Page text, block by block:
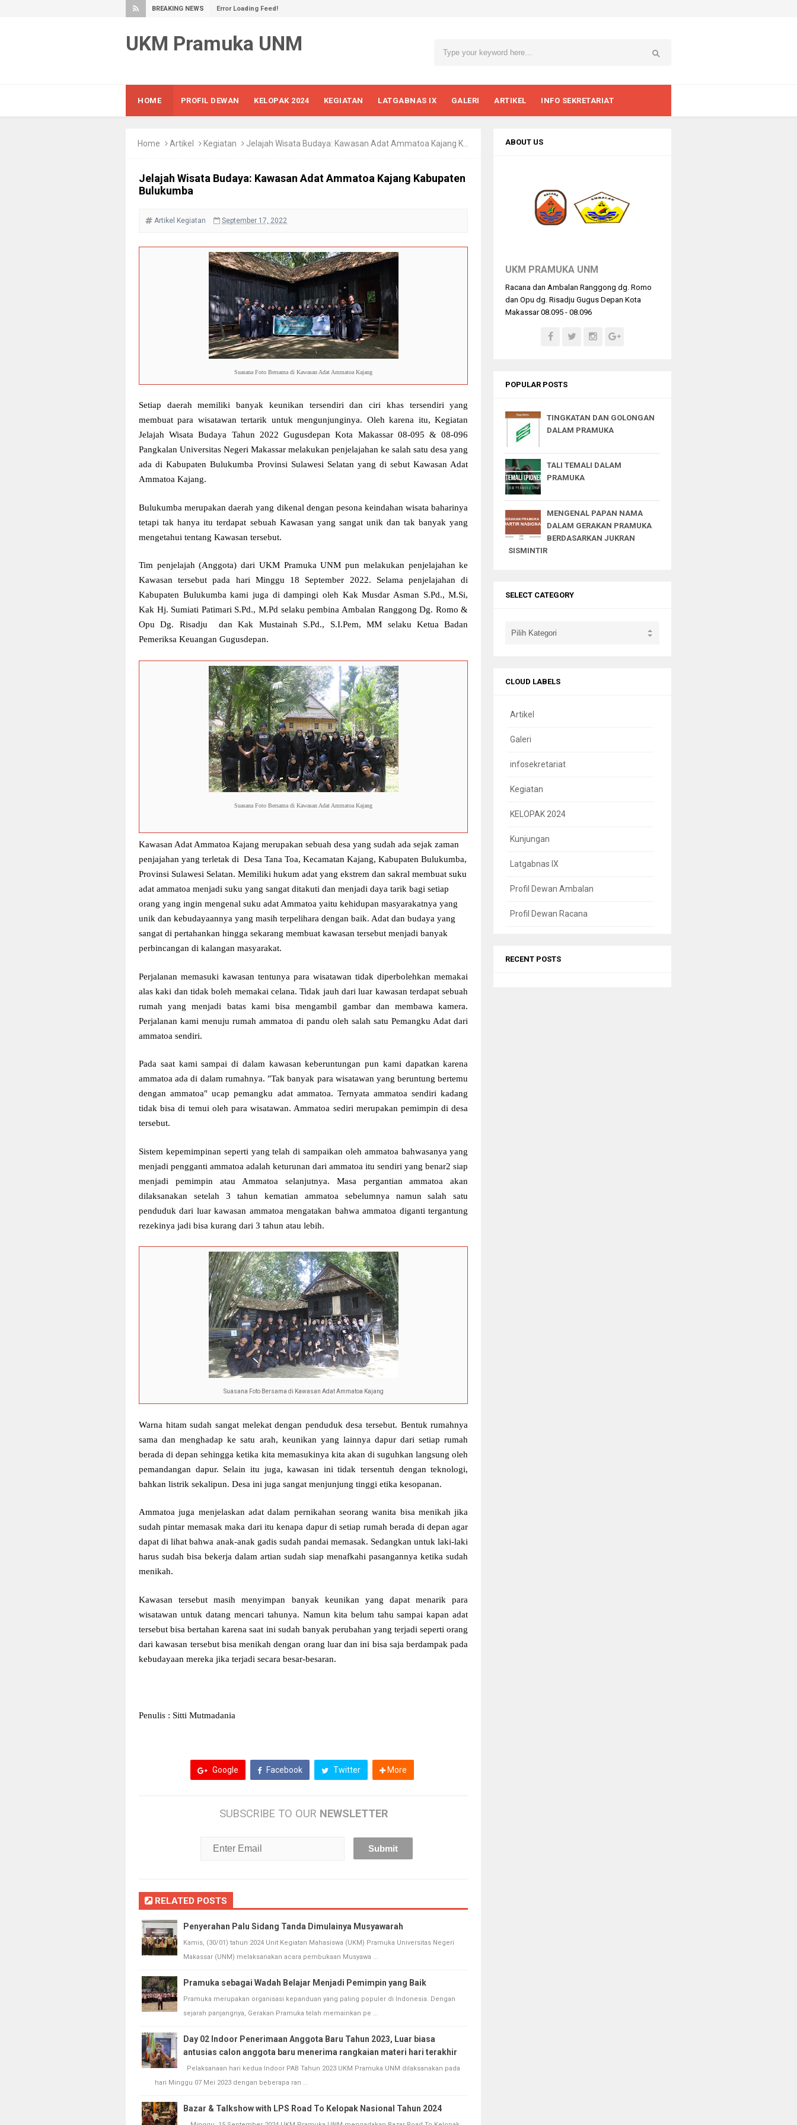
BREAKING NEWS Error Loading Feed!
UKM Pramuka UNM
HOME PROFIL DEWAN KELOPAK 2024 KEGIATAN LATGABNAS IX GALERI ARTIKEL INFO SEKRETARIAT
Home Artikel Kegiatan Jelajah Wisata Budaya: Kawasan Adat Ammatoa Kajang Kabupaten Bulukumba
Jelajah Wisata Budaya: Kawasan Adat Ammatoa Kajang Kabupaten
Bulukumba
Artikel Kegiatan September 17, 2022
Suasana Foto Bersama di Kawasan Adat Ammatoa Kajang
Setiap daerah memiliki banyak keunikan tersendiri dan ciri khas tersendiri yang
membuat para wisatawan tertarik untuk mengunjunginya. Oleh karena itu, Kegiatan
Jelajah Wisata Budaya Tahun 2022 Gugusdepan Kota Makassar 08-095 & 08-096
Pangkalan Universitas Negeri Makassar melakukan penjelajahan ke salah satu desa yang
ada di Kabupaten Bulukumba Provinsi Sulawesi Selatan yang di sebut Kawasan Adat
Ammatoa Kajang.
Bulukumba merupakan daerah yang dikenal dengan pesona keindahan wisata baharinya
tetapi tak hanya itu terdapat sebuah Kawasan yang sangat unik dan tak banyak yang
mengetahui tentang Kawasan tersebut.
Tim penjelajah (Anggota) dari UKM Pramuka UNM pun melakukan penjelajahan ke
Kawasan tersebut pada hari Minggu 18 September 2022. Selama penjelajahan di
Kabupaten Bulukumba kami juga di dampingi oleh Kak Musdar Asman S.Pd., M.Si,
Kak Hj. Sumiati Patimari S.Pd., M.Pd selaku pembina Ambalan Ranggong Dg. Romo &
Opu Dg. Risadju
dan Kak Mustainah S.Pd., S.I.Pem, MM selaku Ketua Badan
Pemeriksa Keuangan Gugusdepan.
Suasana Foto Bersama di Kawasan Adat Ammatoa Kajang
Kawasan Adat Ammatoa Kajang merupakan sebuah desa yang sudah ada sejak zaman
penjajahan yang terletak di Desa Tana Toa, Kecamatan Kajang, Kabupaten Bulukumba,
Provinsi Sulawesi Selatan. Memiliki hukum adat yang ekstrem dan sakral membuat suku
adat ammatoa menjadi suku yang sangat ditakuti dan menjadi daya tarik bagi setiap
orang yang ingin mengenal suku adat Ammatoa yaitu kehidupan masyarakatnya yang
unik dan kebudayaannya yang masih terpelihara dengan baik. Adat dan budaya yang
sangat di pertahankan hingga sekarang membuat kawasan tersebut menjadi banyak
perbincangan di kalangan masyarakat.
Perjalanan memasuki kawasan tentunya para wisatawan tidak diperbolehkan memakai
alas kaki dan tidak boleh memakai celana. Tidak jauh dari luar kawasan terdapat sebuah
rumah yang menjadi batas kami bisa mengambil gambar dan membawa kamera.
Perjalanan kami menuju rumah ammatoa di pandu oleh salah satu Pemangku Adat dari
ammatoa sendiri.
Pada saat kami sampai di dalam kawasan keberuntungan pun kami dapatkan karena
ammatoa ada di dalam rumahnya. "Tak banyak para wisatawan yang beruntung bertemu
dengan ammatoa" ucap pemangku adat ammatoa. Ternyata ammatoa sendiri kadang
tidak bisa di temui oleh para wisatawan. Ammatoa sediri merupakan pemimpin di desa
tersebut.
Sistem kepemimpinan seperti yang telah di sampaikan oleh ammatoa bahwasanya yang
menjadi pengganti ammatoa adalah keturunan dari ammatoa itu sendiri yang benar2 siap
menjadi pemimpin atau Ammatoa selanjutnya. Masa pergantian ammatoa akan
dilaksanakan setelah 3 tahun kematian ammatoa sebelumnya namun salah satu
penduduk dari luar kawasan ammatoa mengatakan bahwa ammatoa diganti tergantung
rezekinya jadi bisa kurang dari 3 tahun atau lebih.
Suasana Foto Bersama di Kawasan Adat Ammatoa Kajang
Warna hitam sudah sangat melekat dengan penduduk desa tersebut. Bentuk rumahnya
sama dan menghadap ke satu arah, keunikan yang lainnya dapur dari setiap rumah
berada di depan sehingga ketika kita memasukinya kita akan di suguhkan langsung oleh
pemandangan dapur. Selain itu juga, kawasan ini tidak tersentuh dengan teknologi,
bahkan listrik sekalipun. Desa ini juga sangat menjunjung tinggi etika kesopanan.
Ammatoa juga menjelaskan adat dalam pernikahan seorang wanita bisa menikah jika
sudah pintar memasak maka dari itu kenapa dapur di setiap rumah berada di depan agar
dapat di lihat bahwa anak-anak gadis sudah pandai memasak. Sedangkan untuk laki-laki
harus sudah bisa bekerja dalam artian sudah siap menafkahi pasangannya ketika sudah
menikah.
Kawasan tersebut masih menyimpan banyak keunikan yang dapat menarik para
wisatawan untuk datang mencari tahunya. Namun kita belum tahu sampai kapan adat
tersebut bisa bertahan karena saat ini sudah banyak perubahan yang terjadi seperti orang
dari kawasan tersebut bisa menikah dengan orang luar dan ini bisa saja berdampak pada
kebudayaan mereka jika terjadi secara besar-besaran.
Penulis : Sitti Mutmadania
Google Facebook Twitter More
SUBSCRIBE TO OUR NEWSLETTER
RELATED POSTS
Penyerahan Palu Sidang Tanda Dimulainya Musyawarah
Kamis, (30/01) tahun 2024 Unit Kegiatan Mahasiswa (UKM) Pramuka Universitas Negeri
Makassar (UNM) melaksanakan acara pembukaan Musyawa ...
Pramuka sebagai Wadah Belajar Menjadi Pemimpin yang Baik
Pramuka merupakan organisasi kepanduan yang paling populer di Indonesia. Dengan
sejarah panjangnya, Gerakan Pramuka telah memainkan pe ...
Day 02 Indoor Penerimaan Anggota Baru Tahun 2023, Luar biasa
antusias calon anggota baru menerima rangkaian materi hari terakhir
Pelaksanaan hari kedua Indoor PAB Tahun 2023 UKM Pramuka UNM dilaksanakan pada
hari Minggu 07 Mei 2023 dengan beberapa ran ...
Bazar & Talkshow with LPS Road To Kelopak Nasional Tahun 2024
ABOUT US
UKM PRAMUKA UNM
Racana dan Ambalan Ranggong dg. Romo
dan Opu dg. Risadju Gugus Depan Kota
Makassar 08.095 - 08.096
POPULAR POSTS
TINGKATAN DAN GOLONGAN
DALAM PRAMUKA
TALI TEMALI DALAM
PRAMUKA
MENGENAL PAPAN NAMA
DALAM GERAKAN PRAMUKA
BERDASARKAN JUKRAN
SISMINTIR
SELECT CATEGORY
CLOUD LABELS
Artikel
Galeri
infosekretariat
Kegiatan
KELOPAK 2024
Kunjungan
Latgabnas IX
Profil Dewan Ambalan
Profil Dewan Racana
RECENT POSTS